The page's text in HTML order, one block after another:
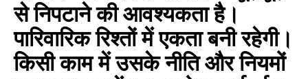
से निपटाने की आवश्यकता है।
पारिवारिक रिश्तों में एकता बनी रहेगी।
किसी काम में उसके नीति और नियमों